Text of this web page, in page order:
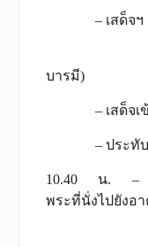
– เสด็จฯ อ
(ดนตรีบร
บารมี)
– เสด็จเข้า
– ประทับพัก
10.40 น. – เ
พระที่นั่งไปยังอ
– ผู้แทนม